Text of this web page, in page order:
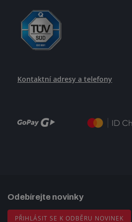
Kontaktní adresy a telefony
Odebírejte novinky
PŘIHLÁSIT SE K ODBĚRU NOVINEK